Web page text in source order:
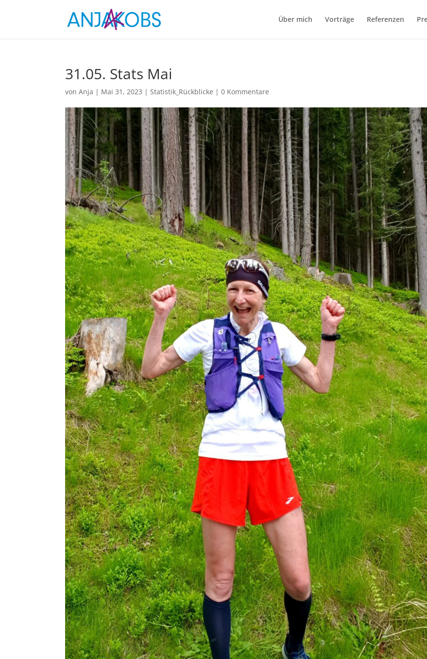
Über mich Vorträge Referenzen
31.05. Stats Mai
vonAnja | Mai 31, 2023 |Statistik_Rückblicke |0 Kommentare